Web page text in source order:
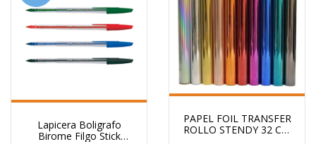
Lapicera Boligrafo
Birome Filgo Stick
PAPEL FOIL TRANSFER
ROLLO STENDY 32 CM